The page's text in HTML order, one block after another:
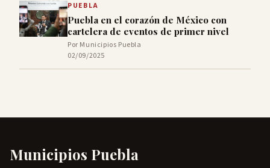
PUEBLA
Puebla en el corazón de México con
cartelera de eventos de primer nivel
Por Municipios Puebla
02/09/2025
Municipios Puebla